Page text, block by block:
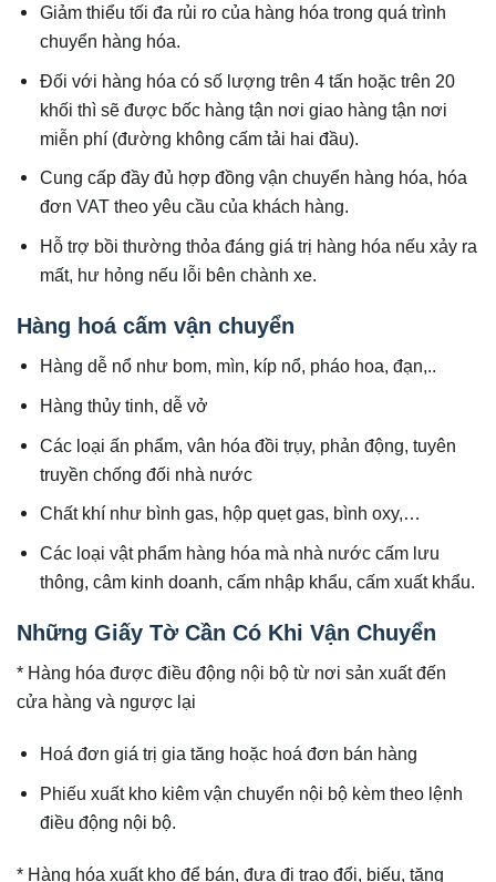
Giảm thiểu tối đa rủi ro của hàng hóa trong quá trình
chuyển hàng hóa.
Đối với hàng hóa có số lượng trên 4 tấn hoặc trên 20
khối thì sẽ được bốc hàng tận nơi giao hàng tận nơi
miễn phí (đường không cấm tải hai đầu).
Cung cấp đầy đủ hợp đồng vận chuyển hàng hóa, hóa
đơn VAT theo yêu cầu của khách hàng.
Hỗ trợ bồi thường thỏa đáng giá trị hàng hóa nếu xảy ra
mất, hư hỏng nếu lỗi bên chành xe.
Hàng hoá cấm vận chuyển
Hàng dễ nổ như bom, mìn, kíp nổ, pháo hoa, đạn,..
Hàng thủy tinh, dễ vở
Các loại ấn phẩm, vân hóa đồi trụy, phản động, tuyên
truyền chống đối nhà nước
Chất khí như bình gas, hộp quẹt gas, bình oxy,…
Các loại vật phẩm hàng hóa mà nhà nước cấm lưu
thông, câm kinh doanh, cấm nhập khẩu, cấm xuất khẩu.
Những Giấy Tờ Cần Có Khi Vận Chuyển
* Hàng hóa được điều động nội bộ từ nơi sản xuất đến
cửa hàng và ngược lại
Hoá đơn giá trị gia tăng hoặc hoá đơn bán hàng
Phiếu xuất kho kiêm vận chuyển nội bộ kèm theo lệnh
điều động nội bộ.
* Hàng hóa xuất kho để bán, đưa đi trao đổi, biếu, tặng